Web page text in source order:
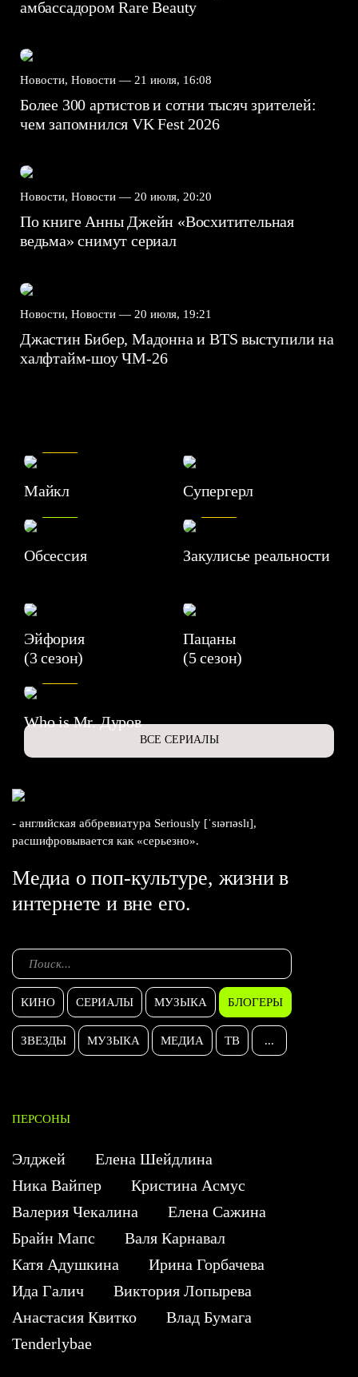
амбассадором Rare Beauty
Новости, Новости — 21 июля, 16:08
Более 300 артистов и сотни тысяч зрителей:
чем запомнился VK Fest 2026
Новости, Новости — 20 июля, 20:20
По книге Анны Джейн «Восхитительная
ведьма» снимут сериал
Новости, Новости — 20 июля, 19:21
Джастин Бибер, Мадонна и BTS выступили на
халфтайм-шоу ЧМ-26
Майкл Супергерл
Обсессия
7.1
Закулисье реальности
Эйфория
(3 сезон)
Пацаны
(5 сезон)
Who is Mr. Дуров
ВСЕ СЕРИАЛЫ
- английская аббревиатура Seriously [ˈsɪərɪəslɪ],
расшифровывается как «серьезно».
Медиа о поп-культуре, жизни в
интернете и вне его.
КИНО СЕРИАЛЫ МУЗЫКА БЛОГЕРЫ
ЗВЕЗДЫ МУЗЫКА МЕДИА ТВ ...
ПЕРСОНЫ
Элджей
Елена Шейдлина
Ника Вайпер
Кристина Асмус
Валерия Чекалина
Елена Сажина
Брайн Мапс
Валя Карнавал
Катя Адушкина
Ирина Горбачева
Ида Галич
Виктория Лопырева
Анастасия Квитко
Влад Бумага
Tenderlybae